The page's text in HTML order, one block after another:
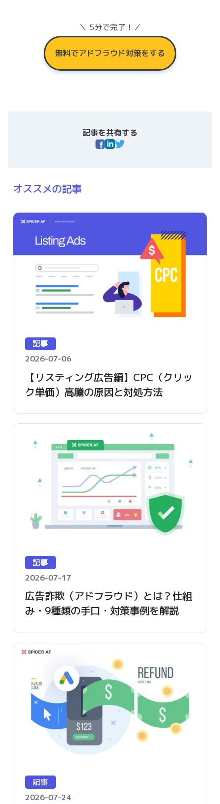
＼ 5分で完了！／
無料でアドフラウド対策をする
記事を共有する
オススメの記事
記事
2026-07-06
【リスティング広告編】CPC（クリッ
ク単価）高騰の原因と対処方法
記事
2026-07-17
広告詐欺（アドフラウド）とは？仕組
み・9種類の手口・対策事例を解説
記事
2026-07-24